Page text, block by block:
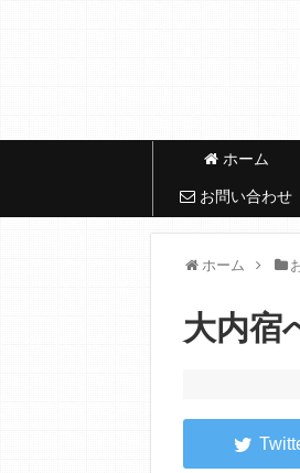
ホーム
お問い合わせ
ホーム
大内宿